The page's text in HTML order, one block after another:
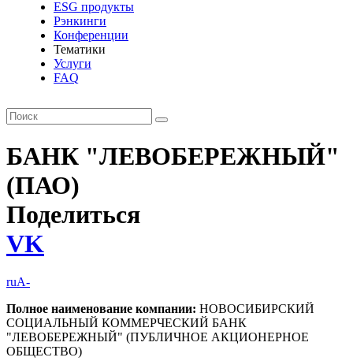
ESG продукты
Рэнкинги
Конференции
Тематики
Услуги
FAQ
БАНК "ЛЕВОБЕРЕЖНЫЙ"
(ПАО)
Поделиться
VK
ruA-
Полное наименование компании: НОВОСИБИРСКИЙ
СОЦИАЛЬНЫЙ КОММЕРЧЕСКИЙ БАНК
"ЛЕВОБЕРЕЖНЫЙ" (ПУБЛИЧНОЕ АКЦИОНЕРНОЕ
ОБЩЕСТВО)